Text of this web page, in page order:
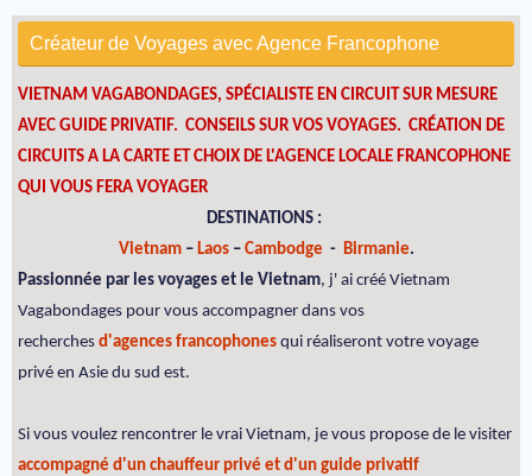
Créateur de Voyages avec Agence Francophone
VIETNAM VAGABONDAGES, SPÉCIALISTE EN CIRCUIT SUR MESURE
AVEC GUIDE PRIVATIF. CONSEILS SUR VOS VOYAGES. CRÉATION DE
CIRCUITS A LA CARTE ET CHOIX DE L'AGENCE LOCALE FRANCOPHONE
QUI VOUS FERA VOYAGER
DESTINATIONS :
Vietnam– Laos – Cambodge - Birmanie.
Passionnée par les voyages et le Vietnam, j' ai créé Vietnam
Vagabondages pour vous accompagner dans vos
recherches d'agences francophones qui réaliseront votre voyage
privé en Asie du sud est.
Si vous voulez rencontrer le vrai Vietnam, je vous propose de le visiter
accompagné d'un chauffeur privé et d'un guide privatif